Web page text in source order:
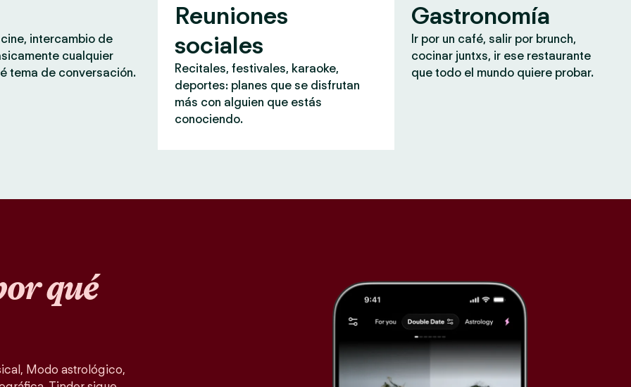
intercambio de
cualquier
tema de conversación.
Reuniones
sociales
Recitales, festivales, karaoke,
deportes: planes que se disfrutan
más con alguien que estás
conociendo.
Gastronomía
Ir por un café, salir por brunch,
cocinar juntxs, ir ese restaurante
que todo el mundo quiere probar.
qué
Modo astrológico,